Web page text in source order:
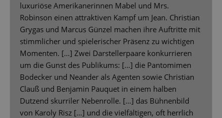
luxuriöse Amerikanerinnen Mabel und Mrs.
Robinson einen attraktiven Kampf um Jean. Christian
Grygas und Marcus Günzel machen ihre Auftritte mit
stimmlicher und spielerischer Präsenz zu wichtigen
Momenten. […] Zwei Darstellerpaare konkurrieren
um die Gunst des Publikums: […] die Pantomimen
Bodecker und Neander als Agenten sowie Christian
Clauß und Benjamin Pauquet in einem halben
Dutzend skurriler Nebenrolle. […] das Bühnenbild
von Karoly Risz […] und die vielfältigen, oft herrlich